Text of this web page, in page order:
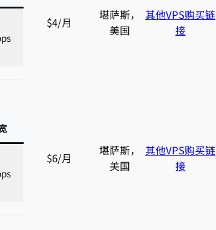
$4/月
堪萨斯，
美国
其他VPS购买链
接
$6/月
堪萨斯，
美国
其他VPS购买链
接